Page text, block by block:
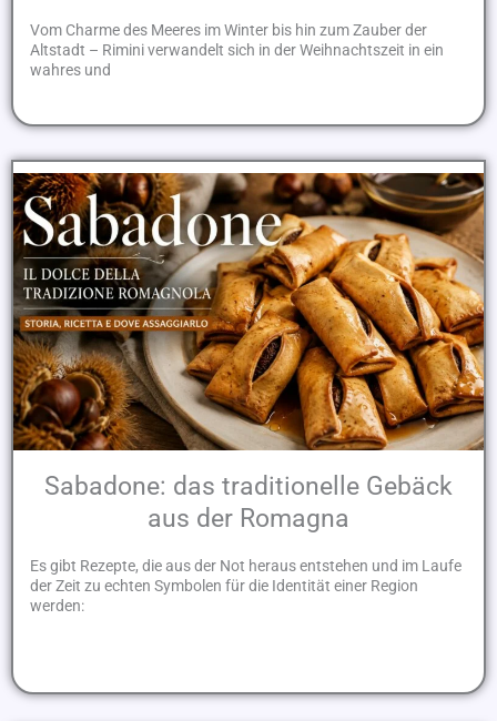
Vom Charme des Meeres im Winter bis hin zum Zauber der
Altstadt – Rimini verwandelt sich in der Weihnachtszeit in ein
wahres und
Sabadone: das traditionelle Gebäck
aus der Romagna
Es gibt Rezepte, die aus der Not heraus entstehen und im Laufe
der Zeit zu echten Symbolen für die Identität einer Region
werden: